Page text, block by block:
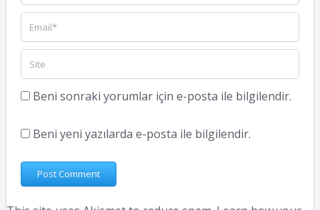
Beni sonraki yorumlar için e-posta ile bilgilendir.
Beni yeni yazılarda e-posta ile bilgilendir.